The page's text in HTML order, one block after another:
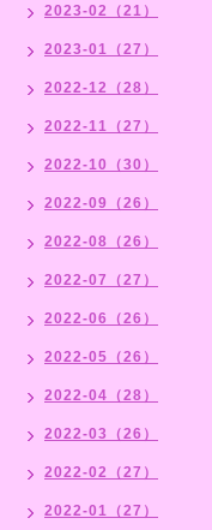
2023-02（21）
2023-01（27）
2022-12（28）
2022-11（27）
2022-10（30）
2022-09（26）
2022-08（26）
2022-07（27）
2022-06（26）
2022-05（26）
2022-04（28）
2022-03（26）
2022-02（27）
2022-01（27）